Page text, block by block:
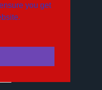
you get
1 TO 8 (1)